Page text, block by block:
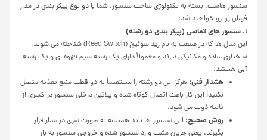
سنسور هاست. بسته به تکنولوژی ساخت سنسور، شما با دو نوع پیکر بندی در مدار
فرمان روبرو خواهید شد:
۱. سنسور های تماسی (پیکر بندی دو رشته)
این مدل ها که در صنعت به نام رید سوئیچ (Reed Switch) شناخته می شوند،
ساختاری ساده و مکانیکی دارند و معمولاً دارای یک رشته سیم قهوه ای و یک رشته
آبی هستند.
هشدار فنی: هرگز این دو رشته را مستقیماً به دو قطب منبع تغذیه متصل
نکنید! این کار باعث اتصال کوتاه شده و پلاتین داخلی سنسور در کسری از
ثانیه ذوب می شود.
روش صحیح: این سنسور ها باید همیشه به صورت سری در مدار قرار
بگیرند. یعنی جریان مثبت وارد سنسور شده و خروجی سنسور به بار